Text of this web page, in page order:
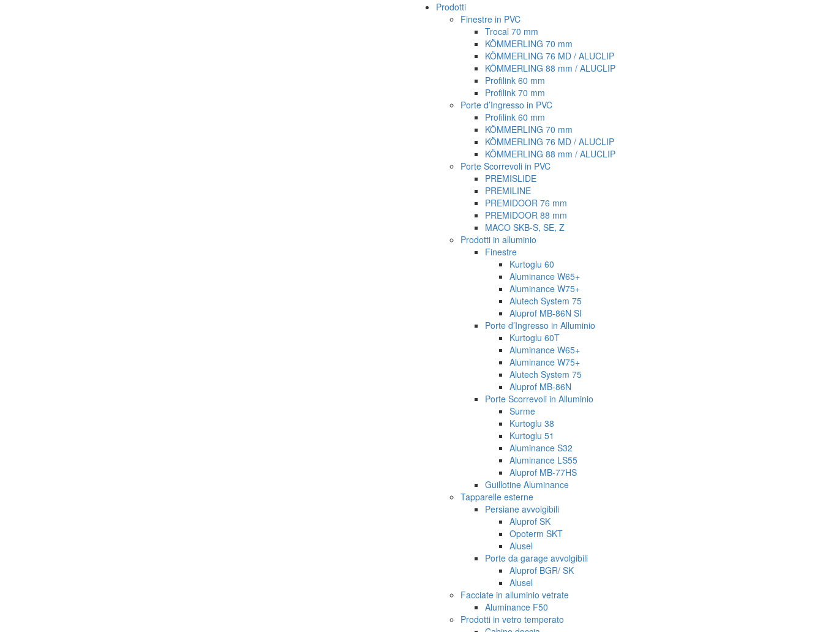
Prodotti
Finestre in PVC
Trocal 70 mm
KÖMMERLING 70 mm
KÖMMERLING 76 MD / ALUCLIP
KÖMMERLING 88 mm / ALUCLIP
Profilink 60 mm
Profilink 70 mm
Porte d’Ingresso in PVC
Profilink 60 mm
KÖMMERLING 70 mm
KÖMMERLING 76 MD / ALUCLIP
KÖMMERLING 88 mm / ALUCLIP
Porte Scorrevoli in PVC
PREMISLIDE
PREMILINE
PREMIDOOR 76 mm
PREMIDOOR 88 mm
MACO SKB-S, SE, Z
Prodotti in alluminio
Finestre
Kurtoglu 60
Aluminance W65+
Aluminance W75+
Alutech System 75
Aluprof MB-86N SI
Porte d’Ingresso in Alluminio
Kurtoglu 60T
Aluminance W65+
Aluminance W75+
Alutech System 75
Aluprof MB-86N
Porte Scorrevoli in Alluminio
Surme
Kurtoglu 38
Kurtoglu 51
Aluminance S32
Aluminance LS55
Aluprof MB-77HS
Guillotine Aluminance
Tapparelle esterne
Persiane avvolgibili
Aluprof SK
Opoterm SKT
Alusel
Porte da garage avvolgibili
Aluprof BGR/ SK
Alusel
Facciate in alluminio vetrate
Aluminance F50
Prodotti in vetro temperato